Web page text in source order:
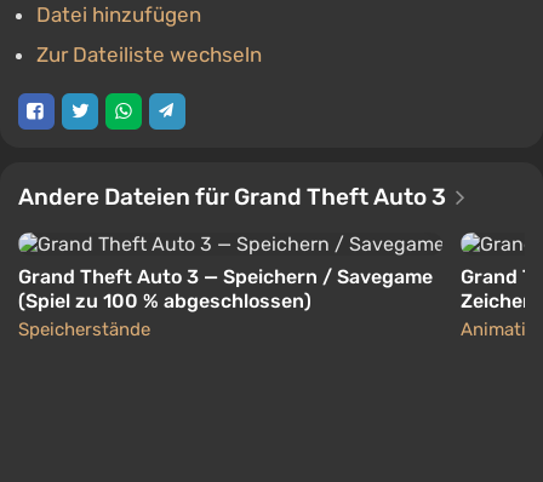
Datei hinzufügen
Zur Dateiliste wechseln
Andere Dateien für Grand Theft Auto 3
Grand Theft Auto 3 — Speichern / Savegame
(Spiel zu 100 % abgeschlossen)
Speicherstände
Grand